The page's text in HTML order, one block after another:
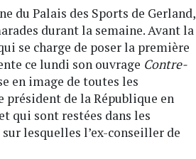
du Palais des Sports de Gerland,
durant la semaine. Avant la
se charge de poser la première
ce lundi son ouvrage Contre-
en image de toutes les
de la République en
qui sont restées dans les
lesquelles l’ex-conseiller de